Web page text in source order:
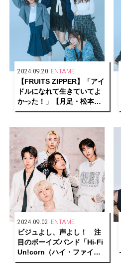
2024.09.20 ENTAME
【FRUITS ZIPPER】「アイ
ドルになれて生きていてよ
かった！」【月足・松本・
早瀬・真中編】
2024.09.02 ENTAME
ビジュよし、声よし！ 注
目のボーイズバンド「Hi-Fi
Un!corn（ハイ・ファイ・
ユニコーン）」がカバーに